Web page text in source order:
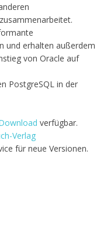
und erhalten außerdem
von Oracle auf
PostgreSQL in der
verfügbar.
Verlag
für neue Versionen.